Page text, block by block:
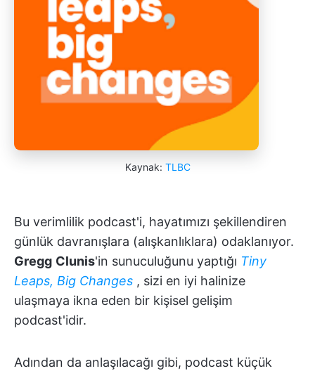
Kaynak: TLBC
Bu verimlilik podcast'i, hayatımızı şekillendiren
günlük davranışlara (alışkanlıklara) odaklanıyor.
Gregg Clunis'in sunuculuğunu yaptığı Tiny
Leaps, Big Changes , sizi en iyi halinize
ulaşmaya ikna eden bir kişisel gelişim
podcast'idir.
Adından da anlaşılacağı gibi, podcast küçük